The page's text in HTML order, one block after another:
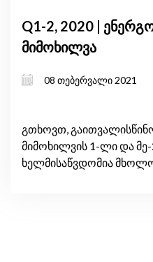
Q1-2, 2020 |
მიმოხილვა
08 თებერვალი 2021
გთხოვთ,
მიმოხილვის 1-ლი და
ხელმისაწვდომია